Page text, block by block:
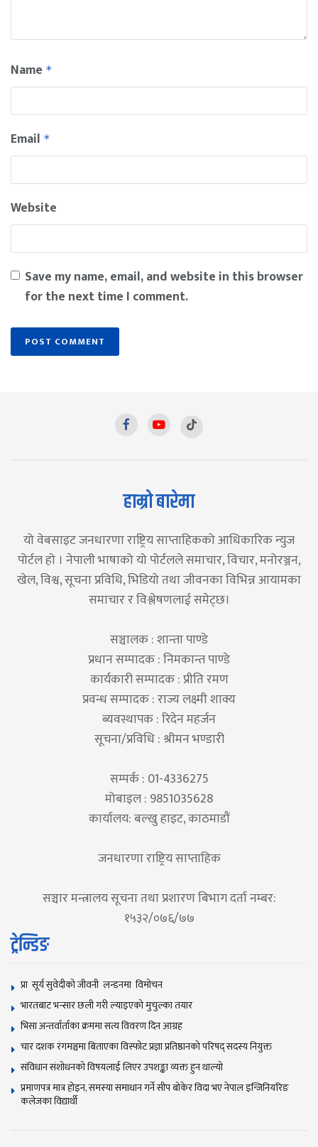
Name *
Email *
Website
Save my name, email, and website in this browser
for the next time I comment.
हाम्रो बारेमा
यो वेबसाइट जनधारणा राष्ट्रिय साप्ताहिकको आधिकारिक न्युज
पोर्टल हो । नेपाली भाषाको यो पोर्टलले समाचार, विचार, मनोरञ्जन,
खेल, विश्व, सूचना प्रविधि, भिडियो तथा जीवनका विभिन्न आयामका
समाचार र विश्लेषणलाई समेट्छ।
सञ्चालक : शान्ता पाण्डे
प्रधान सम्पादक : निमकान्त पाण्डे
कार्यकारी सम्पादक : प्रीति रमण
प्रवन्ध सम्पादक : राज्य लक्ष्मी शाक्य
ब्यवस्थापक : रिदेन महर्जन
सूचना/प्रविधि : श्रीमन भण्डारी
सम्पर्क : 01-4336275
मोबाइल : 9851035628
कार्यालय: बल्खु हाइट, काठमाडौं
जनधारणा राष्ट्रिय साप्ताहिक
सञ्चार मन्त्रालय सूचना तथा प्रशारण बिभाग दर्ता नम्बर:
१५३२/०७६/७७
ट्रेन्डिङ
प्रा सूर्य सुवेदीको जीवनी लन्डनमा विमोचन
भारतबाट भन्सार छली गरी ल्याइएको मुचुल्का तयार
भिसा अन्तर्वार्ताका क्रममा सत्य विवरण दिन आग्रह
चार दशक रंगमञ्चमा बिताएका विस्फोट प्रज्ञा प्रतिष्ठानको परिषद् सदस्य नियुक्त
संविधान संशोधनकाे विषयलाई लिएर उपशङ्का व्यक्त हुन थाल्याे
प्रमाणपत्र मात्र होइन, समस्या समाधान गर्ने सीप बोकेर विदा भए नेपाल इन्जिनियरिङ
कलेजका विद्यार्थी